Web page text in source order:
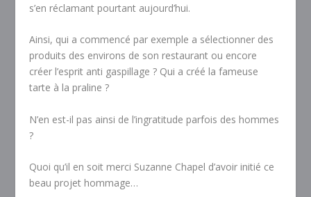
s’en réclamant pourtant aujourd’hui.
Ainsi, qui a commencé par exemple a sélectionner des
produits des environs de son restaurant ou encore
créer l’esprit anti gaspillage ? Qui a créé la fameuse
tarte à la praline ?
N’en est-il pas ainsi de l’ingratitude parfois des hommes
?
Quoi qu’il en soit merci Suzanne Chapel d’avoir initié ce
beau projet hommage…